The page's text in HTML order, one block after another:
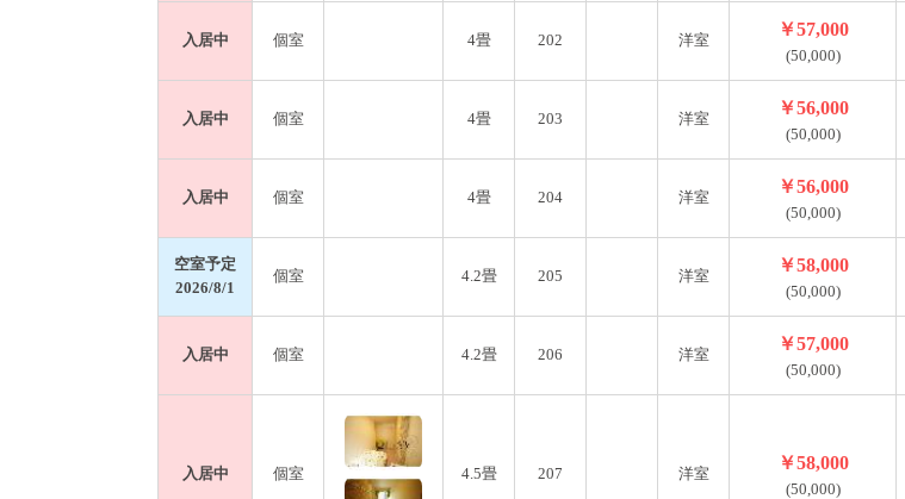
入居中 個室 4畳 202 洋室
￥57,000
(50,000)
入居中 個室 4畳 203 洋室
￥56,000
(50,000)
入居中 個室 4畳 204 洋室
￥56,000
(50,000)
空室予定
2026/8/1
個室 4.2畳 205 洋室
￥58,000
(50,000)
入居中 個室 4.2畳 206 洋室
￥57,000
(50,000)
入居中 個室 4.5畳 207 洋室
￥58,000
(50,000)